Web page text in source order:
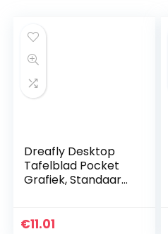
Dreafly Desktop
Tafelblad Pocket
Grafiek, Standaard
Onderwijs voor
€11.01